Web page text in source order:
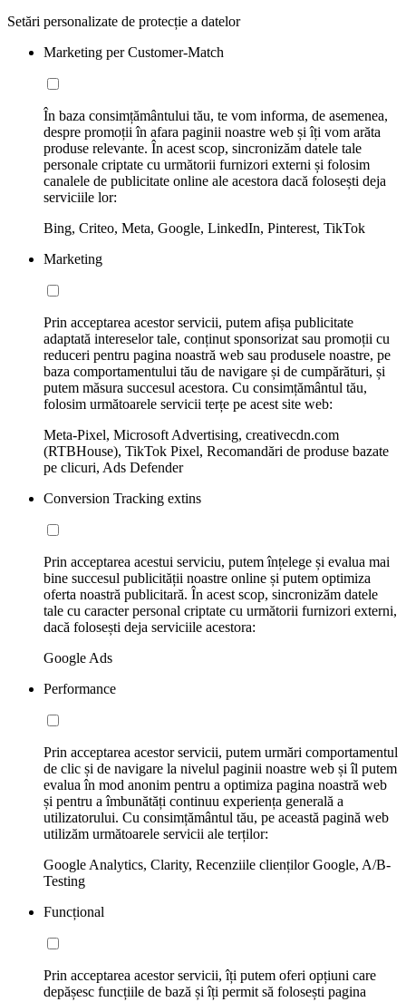
Setări personalizate de protecție a datelor
Marketing per Customer-Match
În baza consimțământului tău, te vom informa, de asemenea,
despre promoții în afara paginii noastre web și îți vom arăta
produse relevante. În acest scop, sincronizăm datele tale
personale criptate cu următorii furnizori externi și folosim
canalele de publicitate online ale acestora dacă folosești deja
serviciile lor:
Bing, Criteo, Meta, Google, LinkedIn, Pinterest, TikTok
Marketing
Prin acceptarea acestor servicii, putem afișa publicitate
adaptată intereselor tale, conținut sponsorizat sau promoții cu
reduceri pentru pagina noastră web sau produsele noastre, pe
baza comportamentului tău de navigare și de cumpărături, și
putem măsura succesul acestora. Cu consimțământul tău,
folosim următoarele servicii terțe pe acest site web:
Meta-Pixel, Microsoft Advertising, creativecdn.com
(RTBHouse), TikTok Pixel, Recomandări de produse bazate
pe clicuri, Ads Defender
Conversion Tracking extins
Prin acceptarea acestui serviciu, putem înțelege și evalua mai
bine succesul publicității noastre online și putem optimiza
oferta noastră publicitară. În acest scop, sincronizăm datele
tale cu caracter personal criptate cu următorii furnizori externi,
dacă folosești deja serviciile acestora:
Google Ads
Performance
Prin acceptarea acestor servicii, putem urmări comportamentul
de clic și de navigare la nivelul paginii noastre web și îl putem
evalua în mod anonim pentru a optimiza pagina noastră web
și pentru a îmbunătăți continuu experiența generală a
utilizatorului. Cu consimțământul tău, pe această pagină web
utilizăm următoarele servicii ale terților:
Google Analytics, Clarity, Recenziile clienților Google, A/B-
Testing
Funcțional
Prin acceptarea acestor servicii, îți putem oferi opțiuni care
depășesc funcțiile de bază și îți permit să folosești pagina